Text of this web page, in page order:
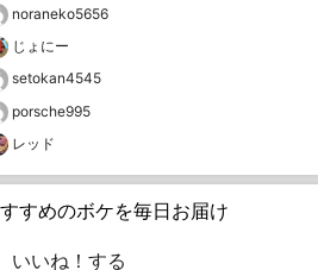
noraneko5656
じょにー
setokan4545
porsche995
レッド
すめのボケを毎日お届け
いいね！する